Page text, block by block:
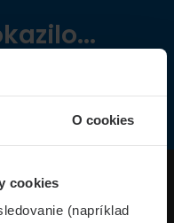
O cookies
cookies
(napríklad